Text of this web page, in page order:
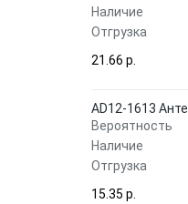
Наличие
Отгрузка
21.66 p.
AD12-1613
Вероятность
Наличие
Отгрузка
15.35 p.